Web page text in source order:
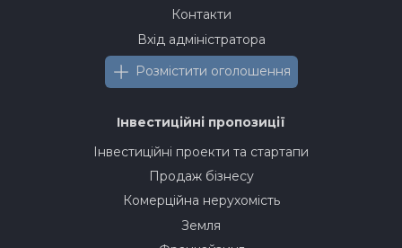
Контакти
Вхід адміністратора
Розмістити оголошення
Інвестиційні пропозиції
Інвестиційні проекти та стартапи
Продаж бізнесу
Комерційна нерухомість
Земля